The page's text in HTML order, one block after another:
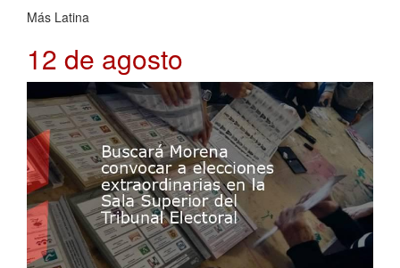
Más Latina
12 de agosto